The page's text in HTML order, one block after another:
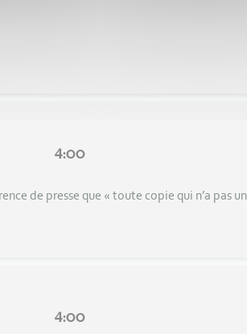
4:00
de presse que « toute copie qui n’a pas
4:00